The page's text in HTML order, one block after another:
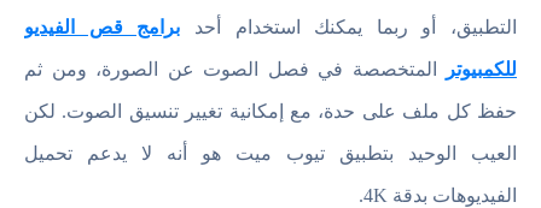
التطبيق، أو ربما يمكنك استخدام أحد برامج قص الفيديو
للكمبيوتر المتخصصة في فصل الصوت عن الصورة، ومن ثم
حفظ كل ملف على حدة، مع إمكانية تغيير تنسيق الصوت. لكن
العيب الوحيد بتطبيق تيوب ميت هو أنه لا يدعم تحميل
الفيديوهات بدقة 4K.